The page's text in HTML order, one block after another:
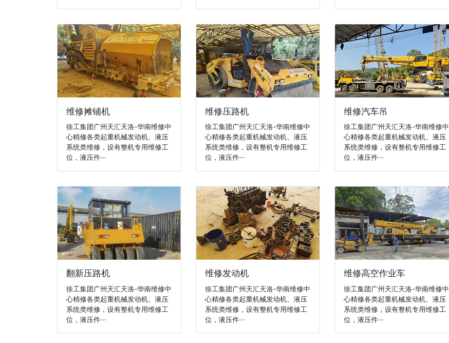
维修摊铺机
徐工集团广州天汇天洛-华南维修中
心精修各类起重机械发动机、液压
系统类维修，设有整机专用维修工
位，液压件···
维修压路机
徐工集团广州天汇天洛-华南维修中
心精修各类起重机械发动机、液压
系统类维修，设有整机专用维修工
位，液压件···
维修汽车吊
徐工集团广州天汇天洛-华南维修中
心精修各类起重机械发动机、液压
系统类维修，设有整机专用维修工
位，液压件···
翻新压路机
徐工集团广州天汇天洛-华南维修中
心精修各类起重机械发动机、液压
系统类维修，设有整机专用维修工
位，液压件···
维修发动机
徐工集团广州天汇天洛-华南维修中
心精修各类起重机械发动机、液压
系统类维修，设有整机专用维修工
位，液压件···
维修高空作业车
徐工集团广州天汇天洛-华南维修中
心精修各类起重机械发动机、液压
系统类维修，设有整机专用维修工
位，液压件···